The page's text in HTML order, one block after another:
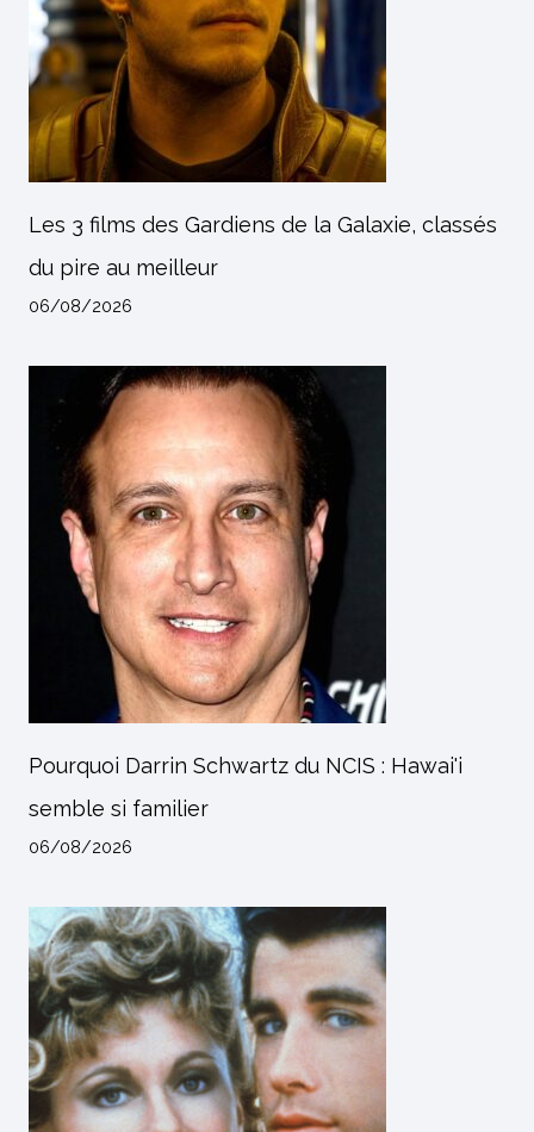
Les 3 films des Gardiens de la Galaxie, classés
du pire au meilleur
06/08/2026
Pourquoi Darrin Schwartz du NCIS : Hawai'i
semble si familier
06/08/2026